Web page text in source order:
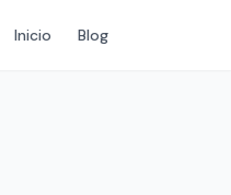
Inicio Blog